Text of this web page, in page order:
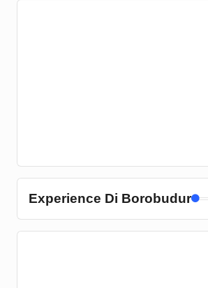
Experience Di Borobudur